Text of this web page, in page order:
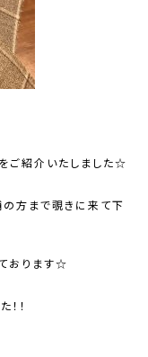
ご紹介いたしました☆
方まで覗きに来て下
おります☆
！